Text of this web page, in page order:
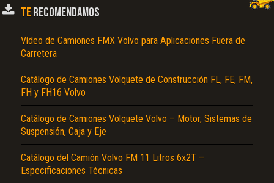
TERECOMENDAMOS
Vídeo de Camiones FMX Volvo para Aplicaciones Fuera de
Carretera
Catálogo de Camiones Volquete de Construcción FL, FE, FM,
FH y FH16 Volvo
Catálogo de Camiones Volquete Volvo – Motor, Sistemas de
Suspensión, Caja y Eje
Catálogo del Camión Volvo FM 11 Litros 6x2T –
Especificaciones Técnicas
El Título es incorrecto según el contenido.
Texto o Imagen de portada son erróneos.
No carga o no se visualiza el contenido.